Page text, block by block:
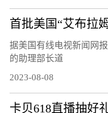
据美国有线电视新闻网
的助理部长道
2023-08-08